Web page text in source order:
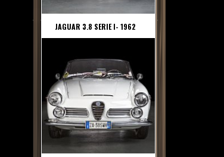
JAGUAR 3.8 SERIE I- 1962